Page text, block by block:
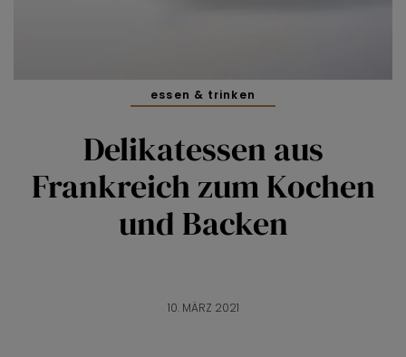
essen & trinken
Delikatessen aus
Frankreich zum Kochen
und Backen
10. MÄRZ 2021